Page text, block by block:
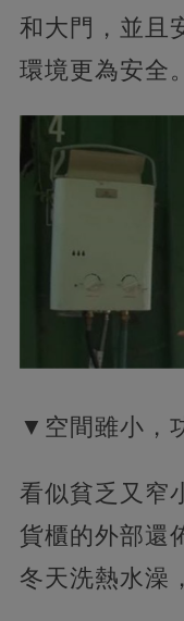
和大門，並且
環境更為安全。
▼空間雖小，
看似貧乏又窄
貨櫃的外部還
冬天洗熱水澡